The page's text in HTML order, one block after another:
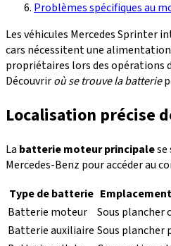
Problèmes spécifiques au
Les véhicules Mercedes Sprinter
cars nécessitent une
propriétaires lors des opérations
Découvriroù se trouve la batterie
Localisation précise
La batterie moteur principalese
Mercedes-Benz pour accéder au
Type de batterie
Batterie moteur
Sous plancher
Batterie auxiliaire Sous plancher